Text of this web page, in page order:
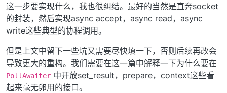
这一步要实现什么，我也很纠结。最好的当然是直奔socket
的封装，然后实现async accept，async read，async
write这些典型的协程调用。
但是上文中留下一些坑又需要尽快填一下，否则后续再改会
导致更大的重构。我们需要在这一篇中解释一下为什么要在
PollAwaiter 中开放set_result，prepare，context这些看
起来毫无卵用的接口。